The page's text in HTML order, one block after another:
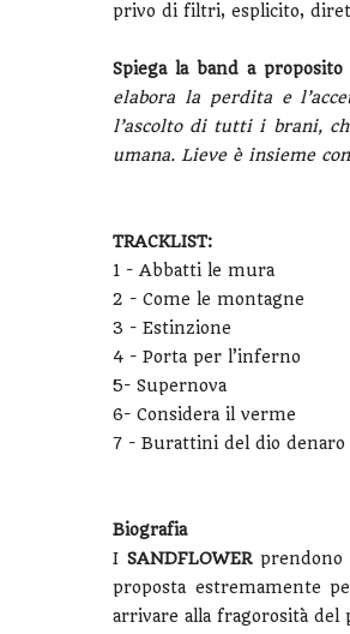
privo di filtri, esplicito,
Spiega la band a proposito
elabora la perdita e
l’ascolto di tutti i brani,
umana. Lieve è insieme
TRACKLIST:
1 - Abbatti le mura
2 - Come le montagne
3 - Estinzione
4 - Porta per l’inferno
5- Supernova
6- Considera il verme
7 - Burattini del dio denaro
Biografia
ISANDFLOWERprendono
proposta estremamente
arrivare alla fragorosità